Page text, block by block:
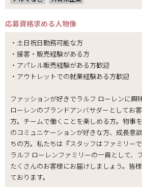
応募資格求める人物像
・土日祝日勤務可能な方
・接客・販売経験がある方
・アパレル販売経験がある方歓迎
・アウトレットでの就業経験ある方歓迎
ファッションが好きでラルフ ローレンに興
ローレンのブランドアンバサダーとしてお
方。チームで働くことを楽しめる方。物事
のコミュニケーションが好きな方、成長意
ちの方。私たちは『スタッフはファミリーで
ラルフ ローレンファミリーの一員として、
たくさんのお客様にお届けしましょう。皆
ております。